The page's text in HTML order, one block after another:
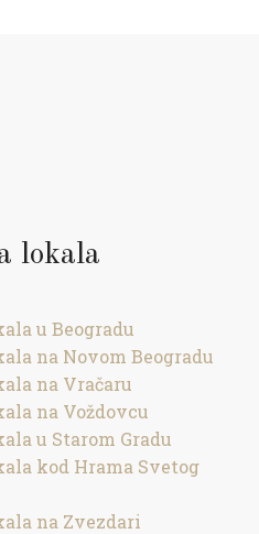
lokala
u Beogradu
na Novom Beogradu
na Vračaru
na Voždovcu
u Starom Gradu
kod Hrama Svetog
na Zvezdari